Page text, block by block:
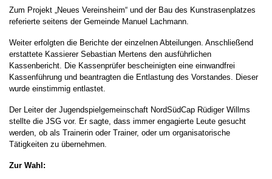
Zum Projekt „Neues Vereinsheim“ und der Bau des Kunstrasenplatzes
referierte seitens der Gemeinde Manuel Lachmann.
Weiter erfolgten die Berichte der einzelnen Abteilungen. Anschließend
erstattete Kassierer Sebastian Mertens den ausführlichen
Kassenbericht. Die Kassenprüfer bescheinigten eine einwandfrei
Kassenführung und beantragten die Entlastung des Vorstandes. Dieser
wurde einstimmig entlastet.
Der Leiter der Jugendspielgemeinschaft NordSüdCap Rüdiger Willms
stellte die JSG vor. Er sagte, dass immer engagierte Leute gesucht
werden, ob als Trainerin oder Trainer, oder um organisatorische
Tätigkeiten zu übernehmen.
Zur Wahl: